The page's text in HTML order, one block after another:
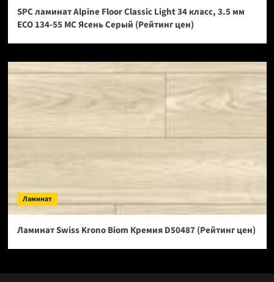
SPC ламинат Alpine Floor Classic Light 34 класс, 3.5 мм
ECO 134-55 МС Ясень Серый (Рейтинг цен)
Ламинат
Ламинат Swiss Krono Biom Кремия D50487 (Рейтинг цен)